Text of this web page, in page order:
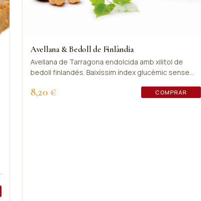
Avellana & Bedoll de Finlàndia
Avellana de Tarragona endolcida amb xilitol de
bedoll finlandés. Baixíssim índex glucèmic sense
8,20 € COMPRAR